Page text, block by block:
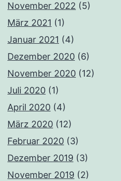
November 2022 (5)
März 2021 (1)
Januar 2021 (4)
Dezember 2020 (6)
November 2020 (12)
Juli 2020 (1)
April 2020 (4)
März 2020 (12)
Februar 2020 (3)
Dezember 2019 (3)
November 2019 (2)